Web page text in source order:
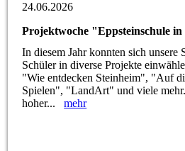
24.06.2026
Projektwoche "Eppsteinschule in
In diesem Jahr konnten sich unsere
Schüler in diverse Projekte
"Wie entdecken Steinheim", "Auf
Spielen", "LandArt" und viele
hoher...mehr